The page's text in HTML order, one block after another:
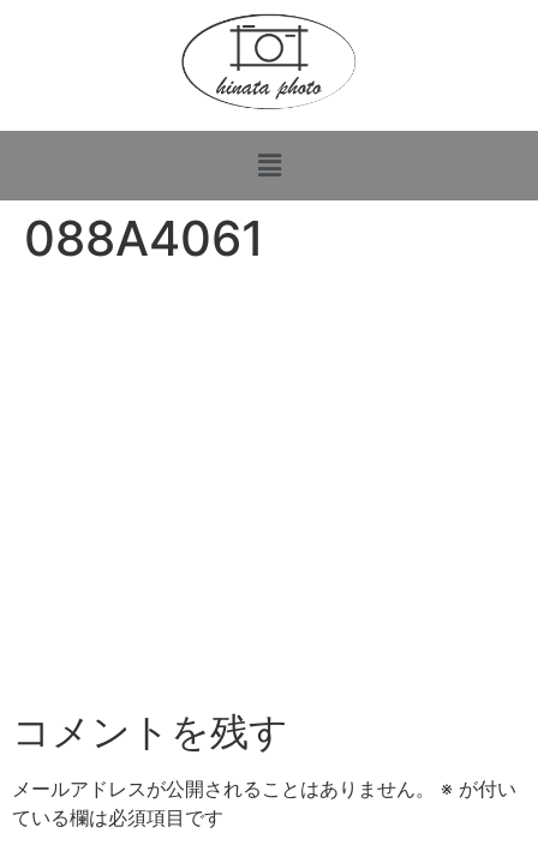
088A4061
コメントを残す
メールアドレスが公開されることはありません。 ※ が付い
ている欄は必須項目です